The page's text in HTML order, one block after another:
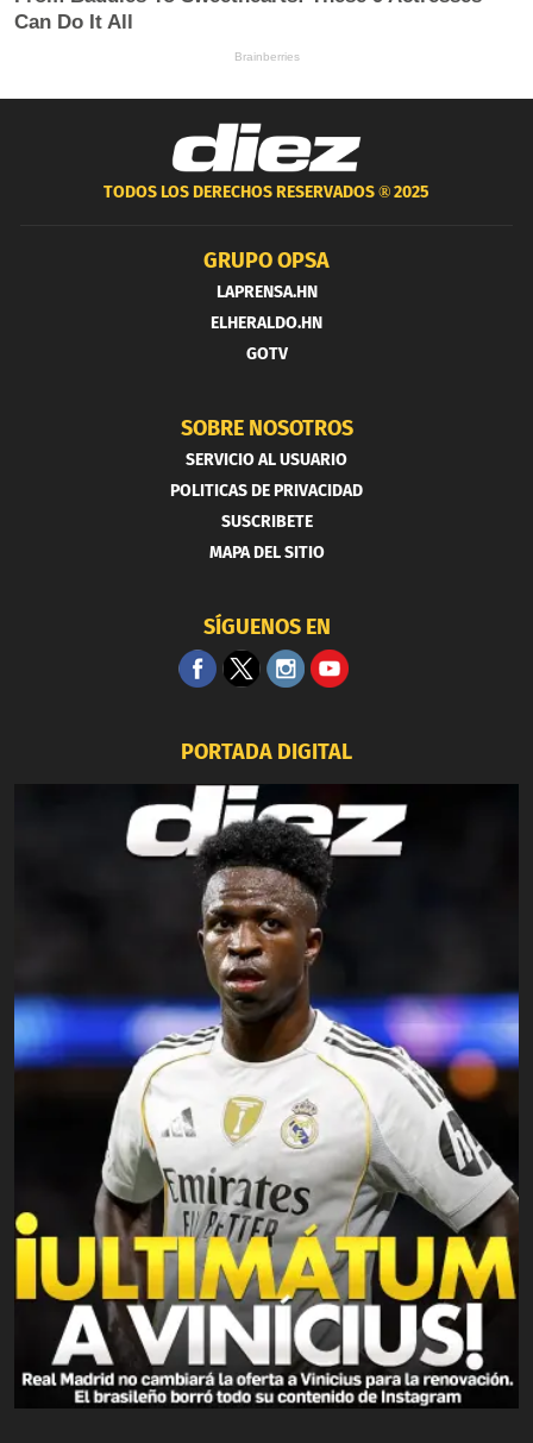
TODOS LOS DERECHOS RESERVADOS ®2025
GRUPO OPSA
LAPRENSA.HN
ELHERALDO.HN
GOTV
SOBRE NOSOTROS
SERVICIO AL USUARIO
POLITICAS DE PRIVACIDAD
SUSCRIBETE
MAPA DEL SITIO
SÍGUENOS EN
PORTADA DIGITAL